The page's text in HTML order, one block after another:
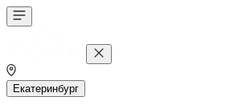
Екатеринбург